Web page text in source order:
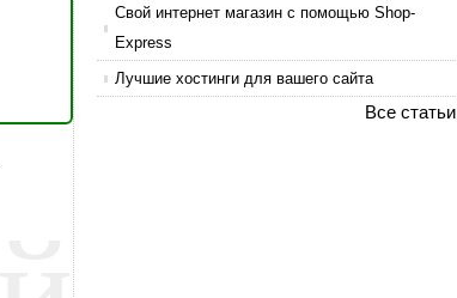
Свой интернет магазин с помощью Shop-
Express
Лучшие хостинги для вашего сайта
Все статьи